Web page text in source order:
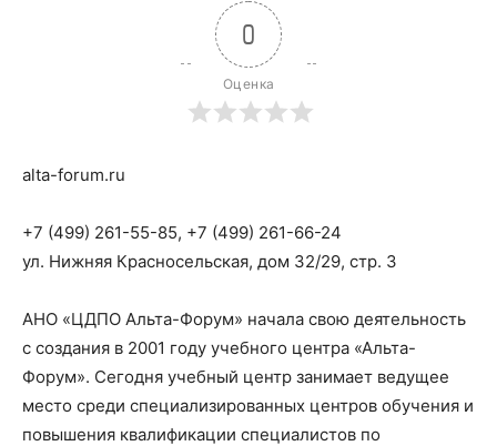
0
Оценка
alta-forum.ru
+7 (499) 261-55-85, +7 (499) 261-66-24
ул. Нижняя Красносельская, дом 32/29, стр. 3
АНО «ЦДПО Альта-Форум» начала свою деятельность
с создания в 2001 году учебного центра «Альта-
Форум». Сегодня учебный центр занимает ведущее
место среди специализированных центров обучения и
повышения квалификации специалистов по